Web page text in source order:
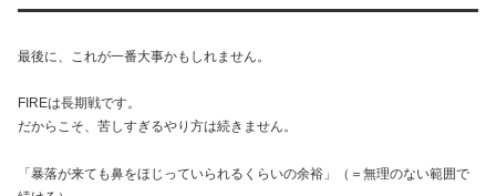
最後に、これが一番大事かもしれません。
FIREは長期戦です。
だからこそ、苦しすぎるやり方は続きません。
「暴落が来ても鼻をほじっていられるくらいの余裕」（＝無理のない範囲で